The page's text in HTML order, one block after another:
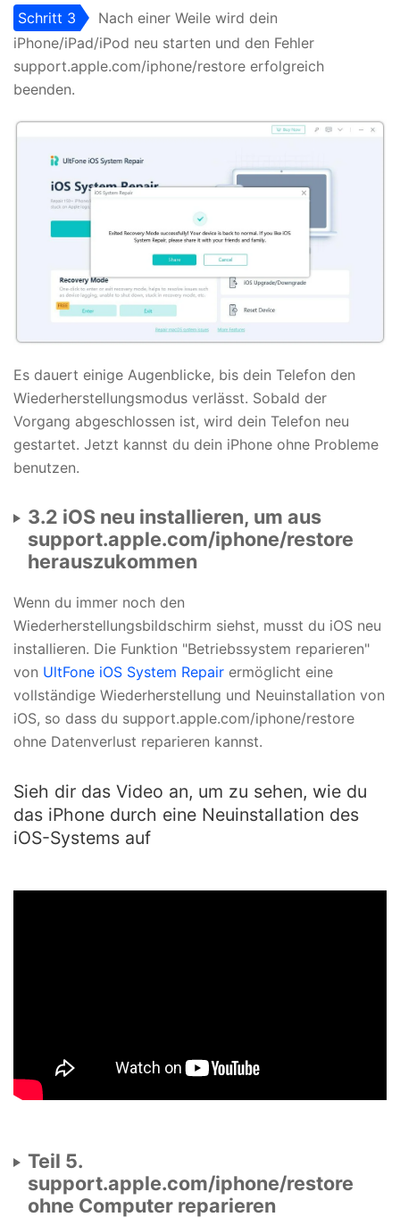
Schritt 3
Nach einer Weile wird dein
iPhone/iPad/iPod neu starten und den Fehler
support.apple.com/iphone/restore erfolgreich
beenden.
Es dauert einige Augenblicke, bis dein Telefon den
Wiederherstellungsmodus verlässt. Sobald der
Vorgang abgeschlossen ist, wird dein Telefon neu
gestartet. Jetzt kannst du dein iPhone ohne Probleme
benutzen.
3.2 iOS neu installieren, um aus
support.apple.com/iphone/restore
herauszukommen
Wenn du immer noch den
Wiederherstellungsbildschirm siehst, musst du iOS neu
installieren. Die Funktion "Betriebssystem reparieren"
von UltFone iOS System Repair ermöglicht eine
vollständige Wiederherstellung und Neuinstallation von
iOS, so dass du support.apple.com/iphone/restore
ohne Datenverlust reparieren kannst.
Sieh dir das Video an, um zu sehen, wie du
das iPhone durch eine Neuinstallation des
iOS-Systems auf
Teil 5.
support.apple.com/iphone/restore
ohne Computer reparieren